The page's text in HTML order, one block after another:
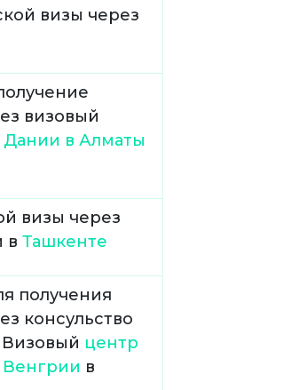
визы через
визовый
Дании в Алматы
визы через
в Ташкенте
получения
консульство
центр
Венгрии в